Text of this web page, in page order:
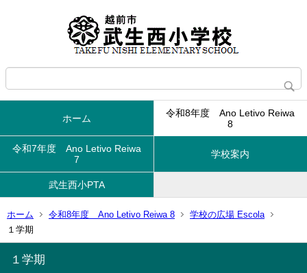
ホーム
令和8年度 Ano Letivo Reiwa
8
令和7年度 Ano Letivo Reiwa
7
学校案内
武生西小PTA
ホーム 令和8年度 Ano Letivo Reiwa 8
学校の広場 Escola
１学期
１学期